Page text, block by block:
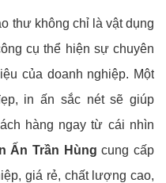
thư không chỉ là vật dụng
cụ thể hiện sự chuyên
của doanh nghiệp. Một
in ấn sắc nét sẽ giúp
hàng ngay từ cái nhìn
In Ấn Trần Hùngcung cấp
giá rẻ, chất lượng cao,